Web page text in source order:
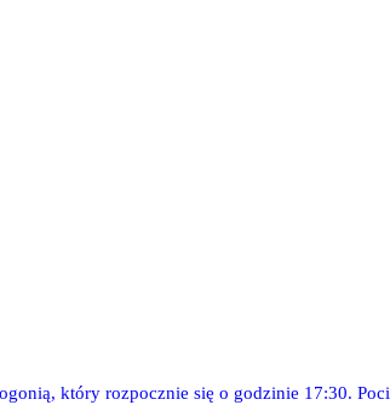
który rozpocznie się o godzinie 17:30.